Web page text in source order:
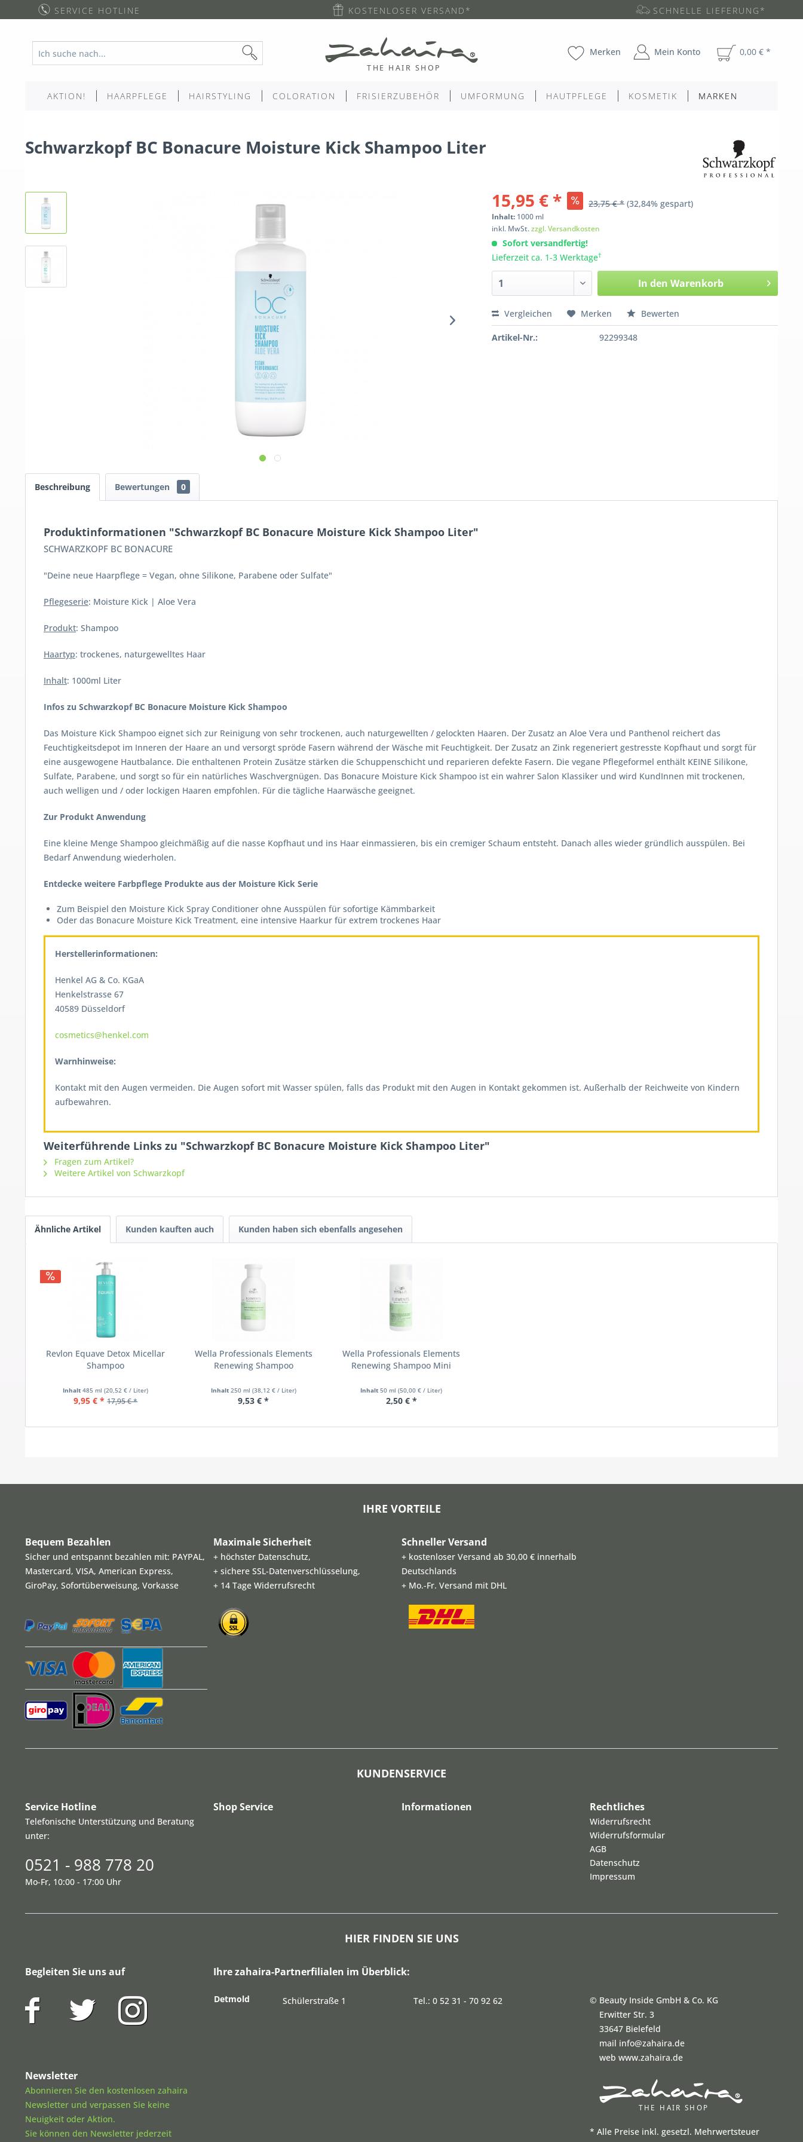
SERVICE HOTLINE KOSTENLOSER VERSAND* SCHNELLE LIEFERUNG*
Merken Mein Konto 0,00 € *
AKTION! HAARPFLEGE HAIRSTYLING COLORATION FRISIERZUBEHÖR UMFORMUNG HAUTPFLEGE KOSMETIK MARKEN
Schwarzkopf BC Bonacure Moisture Kick Shampoo Liter
15,95 € * 23,75 € * (32,84% gespart)
Inhalt: 1000 ml
inkl. MwSt.zzgl. Versandkosten
Sofort versandfertig!
Lieferzeit ca. 1-3 Werktage†
In den Warenkorb
Vergleichen Merken Bewerten
Artikel-Nr.: 92299348
Beschreibung Bewertungen 0
Produktinformationen "Schwarzkopf BC Bonacure Moisture Kick Shampoo Liter"
SCHWARZKOPF BC BONACURE
"Deine neue Haarpflege = Vegan, ohne Silikone, Parabene oder Sulfate"
Pflegeserie: Moisture Kick | Aloe Vera
Produkt: Shampoo
Haartyp: trockenes, naturgewelltes Haar
Inhalt: 1000ml Liter
Infos zu Schwarzkopf BC Bonacure Moisture Kick Shampoo
Das Moisture Kick Shampoo eignet sich zur Reinigung von sehr trockenen, auch naturgewellten / gelockten Haaren. Der Zusatz an Aloe Vera und Panthenol reichert das
Feuchtigkeitsdepot im Inneren der Haare an und versorgt spröde Fasern während der Wäsche mit Feuchtigkeit. Der Zusatz an Zink regeneriert gestresste Kopfhaut und sorgt für
eine ausgewogene Hautbalance. Die enthaltenen Protein Zusätze stärken die Schuppenschicht und reparieren defekte Fasern. Die vegane Pflegeformel enthält KEINE Silikone,
Sulfate, Parabene, und sorgt so für ein natürliches Waschvergnügen. Das Bonacure Moisture Kick Shampoo ist ein wahrer Salon Klassiker und wird KundInnen mit trockenen,
auch welligen und / oder lockigen Haaren empfohlen. Für die tägliche Haarwäsche geeignet.
Zur Produkt Anwendung
Eine kleine Menge Shampoo gleichmäßig auf die nasse Kopfhaut und ins Haar einmassieren, bis ein cremiger Schaum entsteht. Danach alles wieder gründlich ausspülen. Bei
Bedarf Anwendung wiederholen.
Entdecke weitere Farbpflege Produkte aus der Moisture Kick Serie
Zum Beispiel den Moisture Kick Spray Conditioner ohne Ausspülen für sofortige Kämmbarkeit
Oder das Bonacure Moisture Kick Treatment, eine intensive Haarkur für extrem trockenes Haar
Herstellerinformationen:
Henkel AG & Co. KGaA
Henkelstrasse 67
40589 Düsseldorf
cosmetics@henkel.com
Warnhinweise:
Kontakt mit den Augen vermeiden. Die Augen sofort mit Wasser spülen, falls das Produkt mit den Augen in Kontakt gekommen ist. Außerhalb der Reichweite von Kindern
aufbewahren.
Weiterführende Links zu "Schwarzkopf BC Bonacure Moisture Kick Shampoo Liter"
Fragen zum Artikel?
Weitere Artikel von Schwarzkopf
Ähnliche Artikel Kunden kauften auch Kunden haben sich ebenfalls angesehen
Revlon Equave Detox Micellar
Shampoo
Inhalt485 ml(20,52 € / Liter)
9,95 € * 17,95 € *
Wella Professionals Elements
Renewing Shampoo
Inhalt 250 ml (38,12 € / Liter)
9,53 € *
Wella Professionals Elements
Renewing Shampoo Mini
Inhalt50 ml(50,00 € / Liter)
2,50 € *
IHRE VORTEILE
Bequem Bezahlen
Sicher und entspannt bezahlen mit: PAYPAL,
Mastercard, VISA, American Express,
GiroPay, Sofortüberweisung, Vorkasse
Maximale Sicherheit
+ höchster Datenschutz,
+ sichere SSL-Datenverschlüsselung,
+ 14 Tage Widerrufsrecht
Schneller Versand
+ kostenloser Versand ab 30,00 € innerhalb
Deutschlands
+ Mo.-Fr. Versand mit DHL
KUNDENSERVICE
Service Hotline
Telefonische Unterstützung und Beratung
unter:
0521 - 988 778 20
Mo-Fr, 10:00 - 17:00 Uhr
Shop Service Informationen Rechtliches
Widerrufsrecht
Widerrufsformular
AGB
Datenschutz
Impressum
HIER FINDEN SIE UNS
Begleiten Sie uns auf
Newsletter
Abonnieren Sie den kostenlosen zahaira
Newsletter und verpassen Sie keine
Neuigkeit oder Aktion.
Sie können den Newsletter jederzeit
Ihre zahaira-Partnerfilialen im Überblick:
Detmold Schülerstraße 1 Tel.: 0 52 31 - 70 92 62 © Beauty Inside GmbH & Co. KG
Erwitter Str. 3
33647 Bielefeld
mail info@zahaira.de
web www.zahaira.de
* Alle Preise inkl. gesetzl. Mehrwertsteuer